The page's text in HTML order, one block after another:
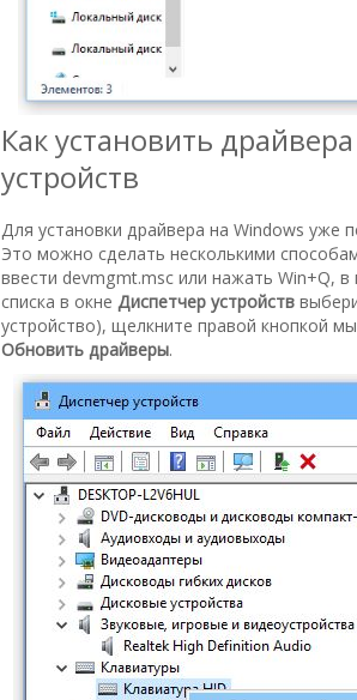
Как установить
устройств
Для установки драйвера на Windows уже
Это можно сделать несколькими
ввести devmgmt.msc или нажать Win+Q,
списка в окне Диспетчер устройств
устройство), щелкните правой кнопкой
Обновить драйверы.